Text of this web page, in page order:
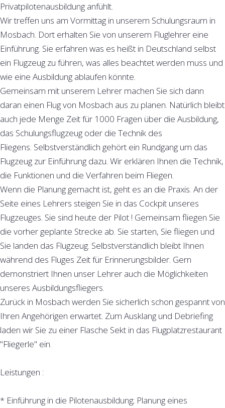
Privatpilotenausbildung anfühlt.
Wir treffen uns am Vormittag in unserem Schulungsraum in
Mosbach. Dort erhalten Sie von unserem Fluglehrer eine
Einführung. Sie erfahren was es heißt in Deutschland selbst
ein Flugzeug zu führen, was alles beachtet werden muss und
wie eine Ausbildung ablaufen könnte.
Gemeinsam mit unserem Lehrer machen Sie sich dann
daran einen Flug von Mosbach aus zu planen. Natürlich bleibt
auch jede Menge Zeit für 1000 Fragen über die Ausbildung,
das Schulungsflugzeug oder die Technik des
Fliegens. Selbstverständlich gehört ein Rundgang um das
Flugzeug zur Einführung dazu. Wir erklären Ihnen die Technik,
die Funktionen und die Verfahren beim Fliegen.
Wenn die Planung gemacht ist, geht es an die Praxis. An der
Seite eines Lehrers steigen Sie in das Cockpit unseres
Flugzeuges. Sie sind heute der Pilot ! Gemeinsam fliegen Sie
die vorher geplante Strecke ab. Sie starten, Sie fliegen und
Sie landen das Flugzeug. Selbstverständlich bleibt Ihnen
während des Fluges Zeit für Erinnerungsbilder. Gern
demonstriert Ihnen unser Lehrer auch die Möglichkeiten
unseres Ausbildungsfliegers.
Zurück in Mosbach werden Sie sicherlich schon gespannt von
Ihren Angehörigen erwartet. Zum Ausklang und Debriefing
laden wir Sie zu einer Flasche Sekt in das Flugplatzrestaurant
"Fliegerle" ein.
Leistungen :
* Einführung in die Pilotenausbildung; Planung eines